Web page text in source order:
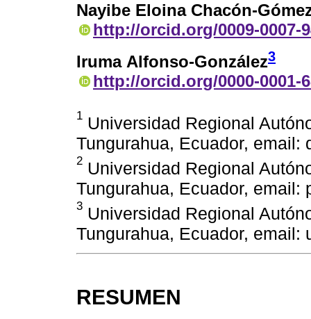
Nayibe Eloina Chacón-
http://orcid.org/0009-0007-
Iruma Alfonso-González3
http://orcid.org/0000-0001-
1 Universidad Regional
Tungurahua, Ecuador, email:
2 Universidad Regional
Tungurahua, Ecuador, email:
3 Universidad Regional
Tungurahua, Ecuador, email:
RESUMEN